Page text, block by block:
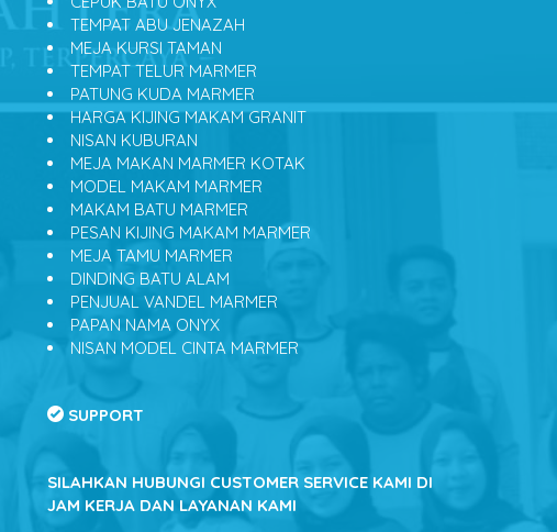
TEMPAT ABU JENAZAH
MEJA KURSI TAMAN
TEMPAT TELUR MARMER
PATUNG KUDA MARMER
HARGA KIJING MAKAM GRANIT
NISAN KUBURAN
MEJA MAKAN MARMER KOTAK
MODEL MAKAM MARMER
MAKAM BATU MARMER
PESAN KIJING MAKAM MARMER
MEJA TAMU MARMER
DINDING BATU ALAM
PENJUAL VANDEL MARMER
PAPAN NAMA ONYX
NISAN MODEL CINTA MARMER
SUPPORT
SILAHKAN HUBUNGI CUSTOMER SERVICE KAMI DI
JAM KERJA DAN LAYANAN KAMI